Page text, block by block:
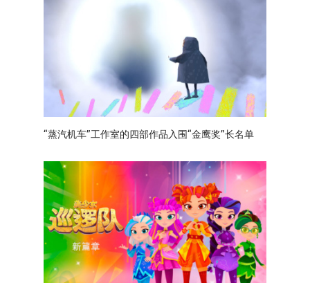
“蒸汽机车”工作室的四部作品入围“金鹰奖”长名单